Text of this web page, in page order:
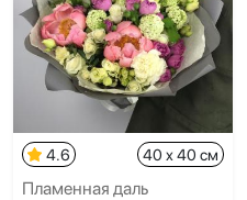
4.6 40 x 40 см
Пламенная даль